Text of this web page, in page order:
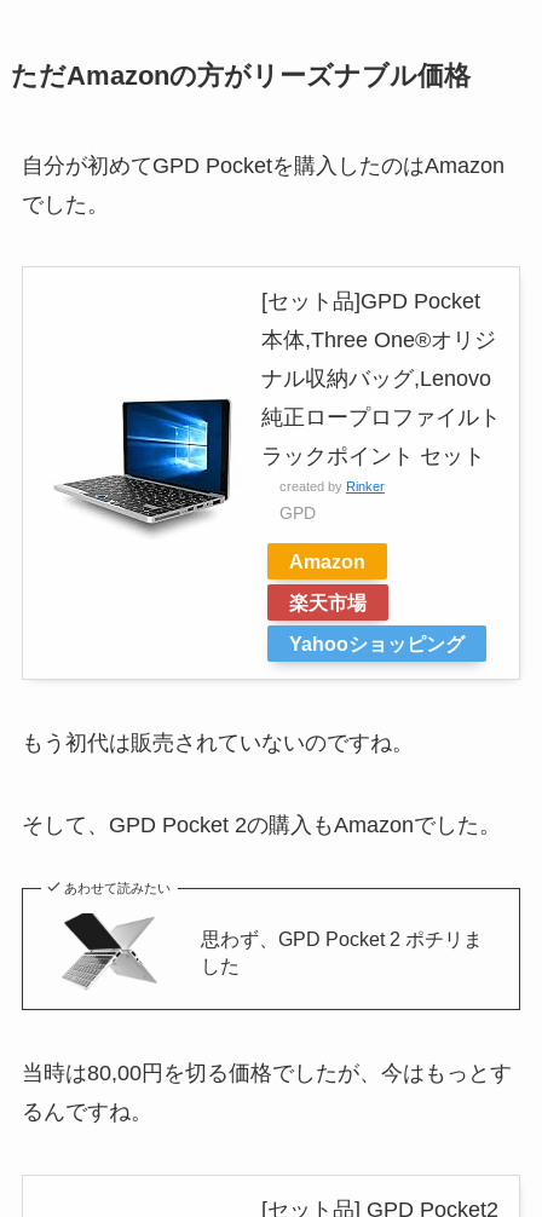
ただAmazonの方がリーズナブル価格
自分が初めてGPD Pocketを購入したのはAmazon
でした。
[セット品]GPD Pocket
本体,Three One®オリジ
ナル収納バッグ,Lenovo
純正ロープロファイルト
ラックポイント セット
created by Rinker
GPD
Amazon
楽天市場
Yahooショッピング
もう初代は販売されていないのですね。
そして、GPD Pocket 2の購入もAmazonでした。
あわせて読みたい
思わず、GPD Pocket 2 ポチリま
した
当時は80,00円を切る価格でしたが、今はもっとす
るんですね。
[セット品] GPD Pocket2